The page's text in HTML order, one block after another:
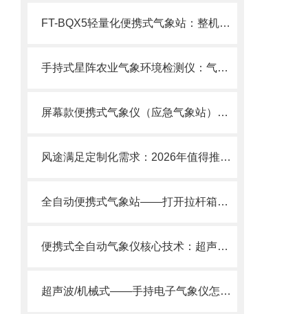
FT-BQX5轻量化便携式气象站：整机不足5kg，2分钟快速部署随带随测！
手持式星阵农业气象环境检测仪：气象监测的“手持星图”，精准、便携、智能
屏幕款便携式气象仪（应急气象站）：IP65防护·内置锂电池一站式解决方案
风途满足定制化需求：2026年值得推荐的便携式气象站供应商评估标准
全自动便携式气象站——打开拉杆箱，2分钟变出专业气象站！
便携式全自动气象仪核心技术：超声波测风+高精度传感器一体化集成”
超声波/机械式——手持电子气象仪怎么选?